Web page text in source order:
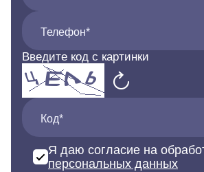
Телефон*
Введите код с картинки
Код*
Я даю согласие на
персональных данных